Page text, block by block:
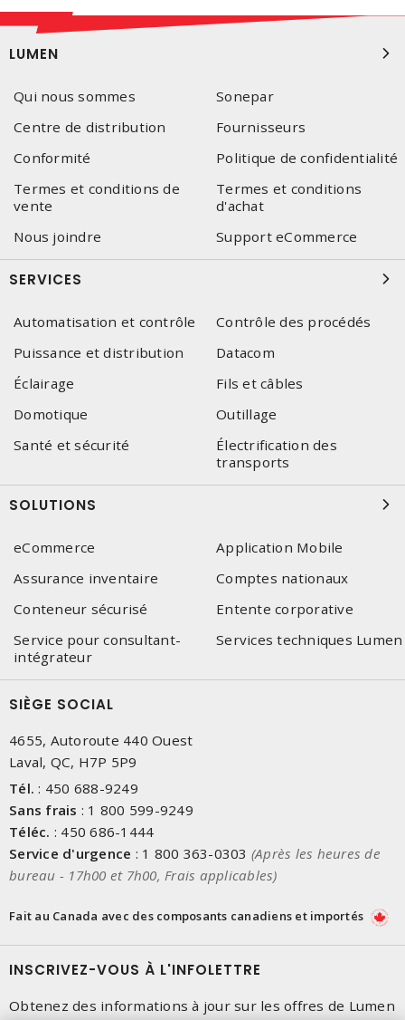
LUMEN
Qui nous sommes
Sonepar
Centre de distribution
Fournisseurs
Conformité
Politique de confidentialité
Termes et conditions de
vente
Termes et conditions
d'achat
Nous joindre
Support eCommerce
SERVICES
Automatisation et contrôle
Contrôle des procédés
Puissance et distribution
Datacom
Éclairage
Fils et câbles
Domotique
Outillage
Santé et sécurité
Électrification des
transports
SOLUTIONS
eCommerce
Application Mobile
Assurance inventaire
Comptes nationaux
Conteneur sécurisé
Entente corporative
Service pour consultant-
intégrateur
Services techniques Lumen
SIÈGE SOCIAL
4655, Autoroute 440 Ouest
Laval, QC, H7P 5P9
Tél. : 450 688-9249
Sans frais : 1 800 599-9249
Téléc. : 450 686-1444
Service d'urgence : 1 800 363-0303 (Après les heures de
bureau - 17h00 et 7h00, Frais applicables)
Fait au Canada avec des composants canadiens et importés
INSCRIVEZ-VOUS À L'INFOLETTRE
Obtenez des informations à jour sur les offres de Lumen